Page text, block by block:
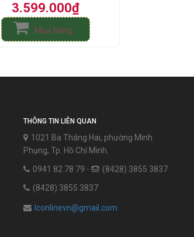
3.599.000₫
Mua hàng
THÔNG TIN LIÊN QUAN
1021 Ba Tháng Hai, phường Minh
Phụng, Tp. Hồ Chí Minh.
0941 82 78 79 -
(8428) 3855 3837
(8428) 3855 3837
lconlinevn@gmail.com